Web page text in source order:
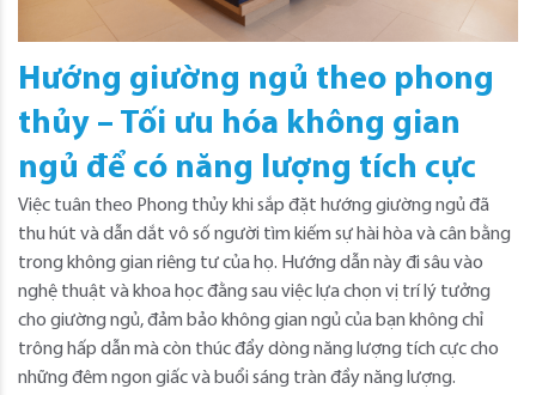
Hướng giường ngủ theo phong
thủy – Tối ưu hóa không gian
ngủ để có năng lượng tích cực
Việc tuân theo Phong thủy khi sắp đặt hướng giường ngủ đã
thu hút và dẫn dắt vô số người tìm kiếm sự hài hòa và cân bằng
trong không gian riêng tư của họ. Hướng dẫn này đi sâu vào
nghệ thuật và khoa học đằng sau việc lựa chọn vị trí lý tưởng
cho giường ngủ, đảm bảo không gian ngủ của bạn không chỉ
trông hấp dẫn mà còn thúc đẩy dòng năng lượng tích cực cho
những đêm ngon giấc và buổi sáng tràn đầy năng lượng.